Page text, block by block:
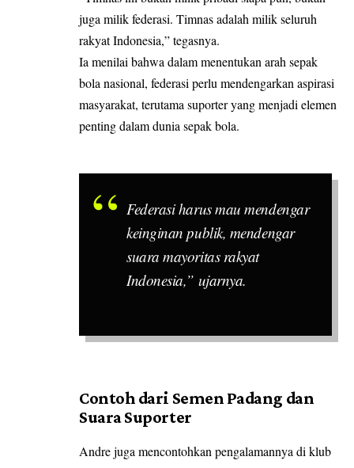
juga milik federasi. Timnas adalah milik seluruh
rakyat Indonesia,” tegasnya.
Ia menilai bahwa dalam menentukan arah sepak
bola nasional, federasi perlu mendengarkan aspirasi
masyarakat, terutama suporter yang menjadi elemen
penting dalam dunia sepak bola.
Federasi harus mau mendengar
keinginan publik, mendengar
suara mayoritas rakyat
Indonesia,” ujarnya.
Contoh dari Semen Padang dan
Suara Suporter
Andre juga mencontohkan pengalamannya di klub